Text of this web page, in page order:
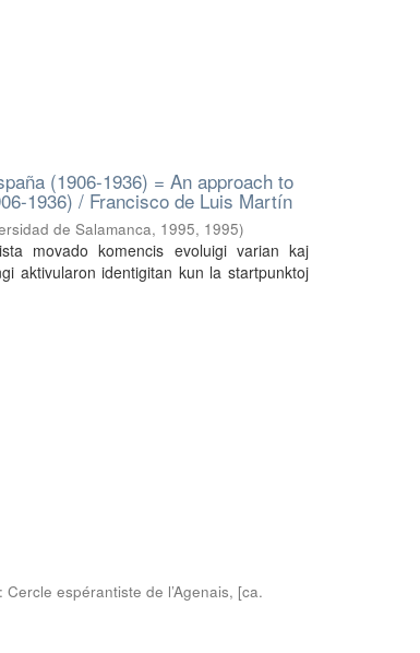
(1906-1936) = An approach to
1936) / Francisco de Luis Martín
de Salamanca, 1995, 1995)
movado komencis evoluigi varian kaj
aktivularon identigitan kun la startpunktoj
espérantiste de l’Agenais, [ca.